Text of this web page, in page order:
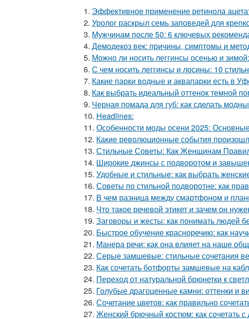
1. Эффективное применение ретинола
2. Уролог раскрыл семь заповедей для
3. Мужчинам после 50: 6 ключевых
4. Демодекоз век: причины, симптомы и
5. Можно ли носить леггинсы осенью и
6. С чем носить леггинсы и лосины: 10
7. Какие парки водные и аквапарки есть в
8. Как выбрать идеальный оттенок темной
9. Черная помада для губ: как сделать
10. Headlines:
11. Особенности моды осени 2025:
12. Какие революционные события
13. Стильные Советы: Как Женщинам
14. Широкие джинсы с подворотом и
15. Удобные и стильные: как выбрать
16. Советы по стильной подворотне: как
17. В чем разница между смартфоном и
18. Что такое речевой этикет и зачем он
19. Заговоры и жесты: как понимать людей
20. Быстрое обучение красноречию: как
21. Манера речи: как она влияет на наше
22. Серые замшевые: стильные сочетания
23. Как сочетать ботфорты замшевые на
24. Переход от натуральной брюнетки к
25. Голубые драгоценные камни: оттенки и
26. Сочетание цветов: как правильно
27. Женский брючный костюм: как сочетать